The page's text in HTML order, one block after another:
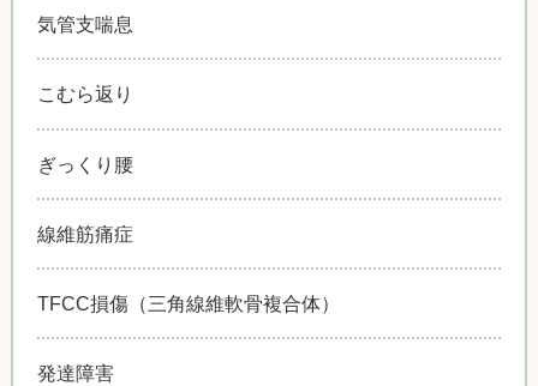
気管支喘息
こむら返り
ぎっくり腰
線維筋痛症
TFCC損傷（三角線維軟骨複合体）
発達障害